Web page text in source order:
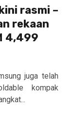
rasmi –
rekaan
4,499
juga telah
kompak